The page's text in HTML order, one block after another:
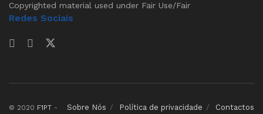
Copyrighted material used under Fair Use/Fair
Redes Sociais
Sobre Nós Política de privacidade Contactos
© 2020 F1PT -